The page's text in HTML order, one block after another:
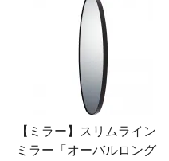
【ミラー】スリムライン
ミラー「オーバルロング